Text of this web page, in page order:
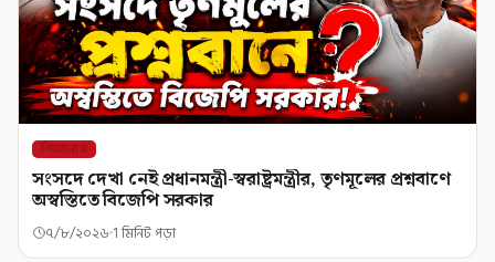
শিরোনাম
সংসদে দেখা নেই প্রধানমন্ত্রী-স্বরাষ্ট্রমন্ত্রীর, তৃণমূলের প্রশ্নবাণে
অস্বস্তিতে বিজেপি সরকার
৭/৮/২০২৬ 1 মিনিট পড়া